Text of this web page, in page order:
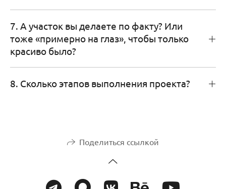
7. А участок вы делаете по факту? Или
тоже «примерно на глаз», чтобы только
красиво было?
8. Сколько этапов выполнения проекта?
Поделиться ссылкой